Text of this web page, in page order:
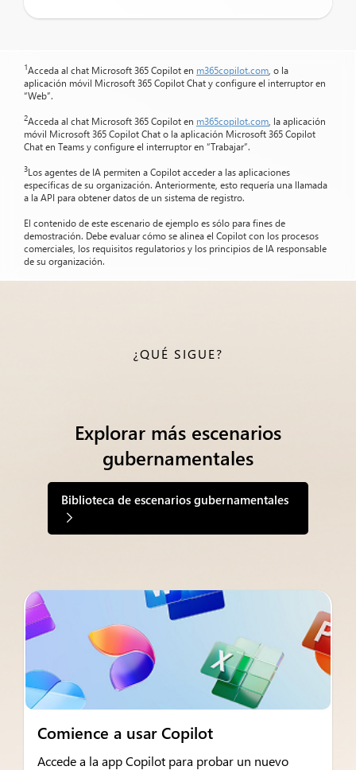
1Acceda al chat Microsoft 365 Copilot en m365copilot.com , o la
aplicación móvil Microsoft 365 Copilot Chat y configure el interruptor en
“Web”.
2Acceda al chat Microsoft 365 Copilot en m365copilot.com , la aplicación
móvil Microsoft 365 Copilot Chat o la aplicación Microsoft 365 Copilot
Chat en Teams y configure el interruptor en “Trabajar”.
3Los agentes de IA permiten a Copilot acceder a las aplicaciones
específicas de su organización. Anteriormente, esto requería una llamada
a la API para obtener datos de un sistema de registro.
El contenido de este escenario de ejemplo es sólo para fines de
demostración. Debe evaluar cómo se alinea el Copilot con los procesos
comerciales, los requisitos regulatorios y los principios de IA responsable
de su organización.
¿QUÉ SIGUE?
Explorar más escenarios
gubernamentales
Biblioteca de escenarios gubernamentales
Comience a usar Copilot
Accede a la app Copilot para probar un nuevo